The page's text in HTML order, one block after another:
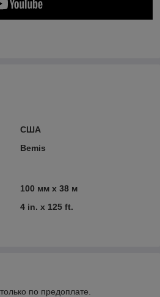
США
Bemis
100 мм х 38 м
4 in. x 125 ft.
по предоплате.